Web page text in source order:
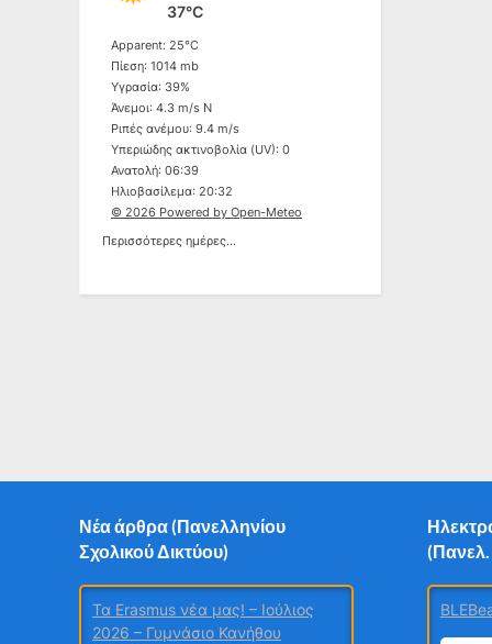
37°C
Apparent: 25°C
Πίεση: 1014 mb
Υγρασία: 39%
Άνεμοι: 4.3 m/s N
Ριπές ανέμου: 9.4 m/s
Υπεριώδης ακτινοβολία (UV): 0
Ανατολή: 06:39
Ηλιοβασίλεμα: 20:32
© 2026 Powered by Open-Meteo
Περισσότερες ημέρες...
Νέα άρθρα (Πανελληνίου
Σχολικού Δικτύου)
Τα Erasmus νέα μας! – Ιούλιος
2026 – Γυμνάσιο Κανήθου
(Πανελ.